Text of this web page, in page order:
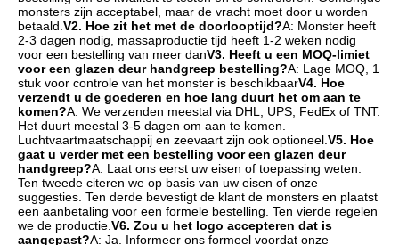
monsters zijn acceptabel, maar de vracht moet door u worden
betaald. V2. Hoe zit het met de doorlooptijd?A: Monster heeft
2-3 dagen nodig, massaproductie tijd heeft 1-2 weken nodig
voor een bestelling van meer danV3. Heeft u een MOQ-limiet
voor een glazen deur handgreep bestelling?A: Lage MOQ, 1
stuk voor controle van het monster is beschikbaarV4. Hoe
verzendt u de goederen en hoe lang duurt het om aan te
komen?A: We verzenden meestal via DHL, UPS, FedEx of TNT.
Het duurt meestal 3-5 dagen om aan te komen.
Luchtvaartmaatschappij en zeevaart zijn ook optioneel. V5. Hoe
gaat u verder met een bestelling voor een glazen deur
handgreep?A: Laat ons eerst uw eisen of toepassing weten.
Ten tweede citeren we op basis van uw eisen of onze
suggesties. Ten derde bevestigt de klant de monsters en plaatst
een aanbetaling voor een formele bestelling. Ten vierde regelen
we de productie. V6. Zou u het logo accepteren dat is
aangepast?A: Ja. Informeer ons formeel voordat onze